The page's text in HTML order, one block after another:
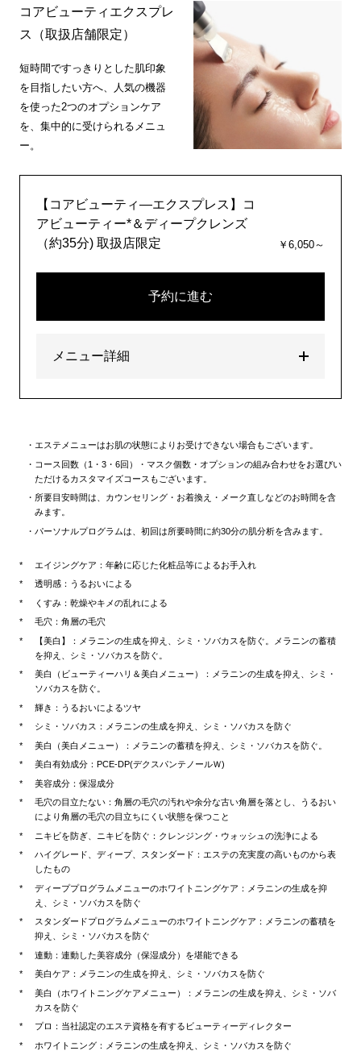
コアビューティエクスプレ
ス（取扱店舗限定）
短時間ですっきりとした肌印象
を目指したい方へ、人気の機器
を使った2つのオプションケア
を、集中的に受けられるメニュ
ー。
【コアビューティ―エクスプレス】コ
アビューティー*＆ディープクレンズ
（約35分) 取扱店限定
￥6,050～
予約に進む
メニュー詳細
エステメニューはお肌の状態によりお受けできない場合もございます。
コース回数（1・3・6回）・マスク個数・オプションの組み合わせをお選びい
ただけるカスタマイズコースもございます。
所要目安時間は、カウンセリング・お着換え・メーク直しなどのお時間を含
みます。
パーソナルプログラムは、初回は所要時間に約30分の肌分析を含みます。
エイジングケア：年齢に応じた化粧品等によるお手入れ
透明感：うるおいによる
くすみ：乾燥やキメの乱れによる
毛穴：角層の毛穴
【美白】：メラニンの生成を抑え、シミ・ソバカスを防ぐ。メラニンの蓄積
を抑え、シミ・ソバカスを防ぐ。
美白（ビューティーハリ＆美白メニュー）：メラニンの生成を抑え、シミ・
ソバカスを防ぐ。
輝き：うるおいによるツヤ
シミ・ソバカス：メラニンの生成を抑え、シミ・ソバカスを防ぐ
美白（美白メニュー）：メラニンの蓄積を抑え、シミ・ソバカスを防ぐ。
美白有効成分：PCE-DP(デクスパンテノールＷ)
美容成分：保湿成分
毛穴の目立たない：角層の毛穴の汚れや余分な古い角層を落とし、うるおい
により角層の毛穴の目立ちにくい状態を保つこと
ニキビを防ぎ、ニキビを防ぐ：クレンジング・ウォッシュの洗浄による
ハイグレード、ディープ、スタンダード：エステの充実度の高いものから表
したもの
ディーププログラムメニューのホワイトニングケア：メラニンの生成を抑
え、シミ・ソバカスを防ぐ
スタンダードプログラムメニューのホワイトニングケア：メラニンの蓄積を
抑え、シミ・ソバカスを防ぐ
連動：連動した美容成分（保湿成分）を堪能できる
美白ケア：メラニンの生成を抑え、シミ・ソバカスを防ぐ
美白（ホワイトニングケアメニュー）：メラニンの生成を抑え、シミ・ソバ
カスを防ぐ
プロ：当社認定のエステ資格を有するビューティーディレクター
ホワイトニング：メラニンの生成を抑え、シミ・ソバカスを防ぐ